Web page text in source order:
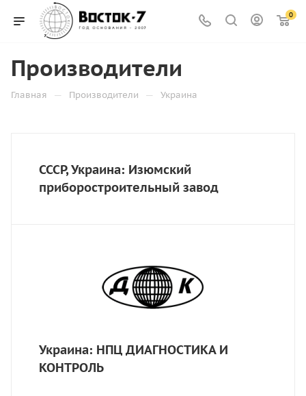
0
Производители
Главная — Производители — Украина
СССР, Украина: Изюмский
приборостроительный завод
Украина: НПЦ ДИАГНОСТИКА И
КОНТРОЛЬ